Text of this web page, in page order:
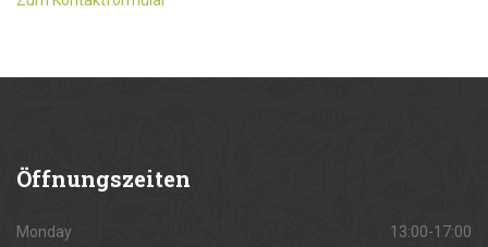
Öffnungszeiten
Monday 13:00-17:00